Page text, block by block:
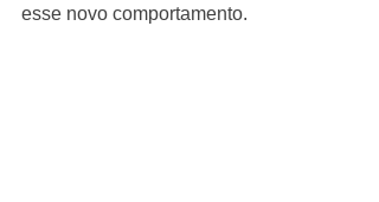
esse novo comportamento.